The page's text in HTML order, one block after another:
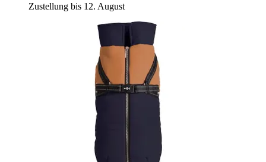
Zustellung bis 12. August